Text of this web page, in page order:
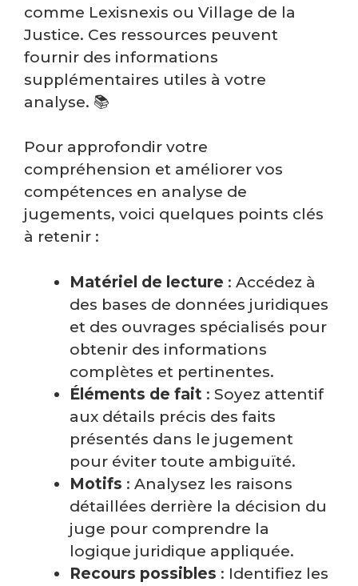
comme Lexisnexis ou Village de la
Justice. Ces ressources peuvent
fournir des informations
supplémentaires utiles à votre
analyse. 📚
Pour approfondir votre
compréhension et améliorer vos
compétences en analyse de
jugements, voici quelques points clés
à retenir :
Matériel de lecture : Accédez à
des bases de données juridiques
et des ouvrages spécialisés pour
obtenir des informations
complètes et pertinentes.
Éléments de fait : Soyez attentif
aux détails précis des faits
présentés dans le jugement
pour éviter toute ambiguïté.
Motifs : Analysez les raisons
détaillées derrière la décision du
juge pour comprendre la
logique juridique appliquée.
Recours possibles : Identifiez les